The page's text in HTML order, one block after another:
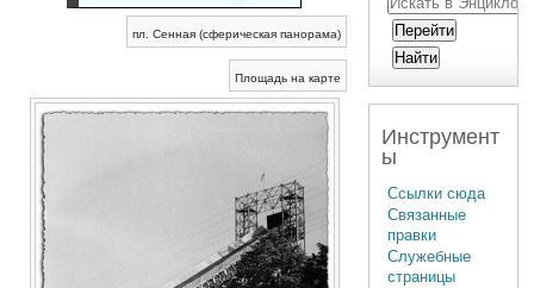
пл. Сенная (сферическая панорама)
Площадь на карте
Инструмент
ы
Ссылки сюда
Связанные
правки
Служебные
страницы